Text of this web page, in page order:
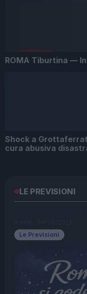
ROMA Tiburtina —
Shock a
cura abusiva
LE PREVISIONI
Le Previsioni